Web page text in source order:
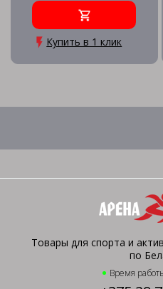
Купить в 1 клик
Товары для спорта и
по
Время